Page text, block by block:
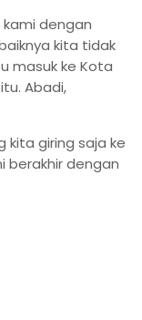
dengan
kita tidak
masuk ke Kota
Abadi,
kita giring saja ke
berakhir dengan